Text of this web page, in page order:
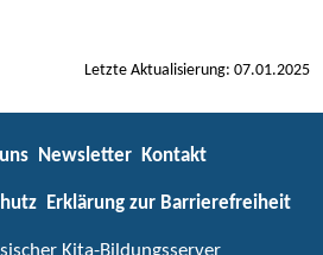
Letzte Aktualisierung: 07.01.2025
Newsletter Kontakt
Erklärung zur Barrierefreiheit